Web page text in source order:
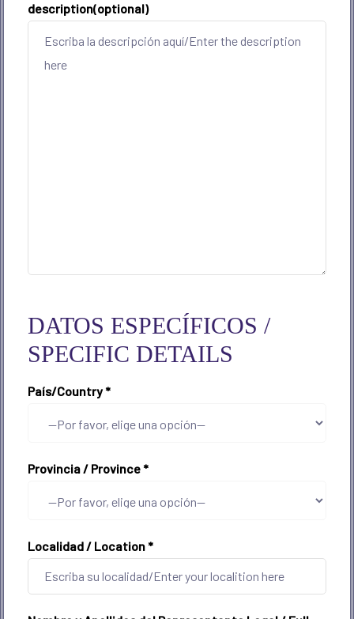
description(optional)
DATOS ESPECÍFICOS /
SPECIFIC DETAILS
País/Country *
Provincia / Province *
Localidad / Location *